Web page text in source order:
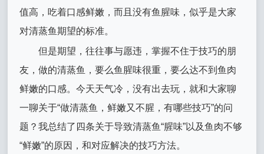
值高，吃着口感鲜嫩，而且没有鱼腥味，似乎是大家
对清蒸鱼期望的标准。
但是期望，往往事与愿违，掌握不住于技巧的朋
友，做的清蒸鱼，要么鱼腥味很重，要么达不到鱼肉
鲜嫩的口感。今天天气冷，没有出去玩，就和大家聊
一聊关于“做清蒸鱼，鲜嫩又不腥，有哪些技巧”的问
题？我总结了四条关于导致清蒸鱼“腥味”以及鱼肉不够
“鲜嫩”的原因，和对应解决的技巧方法。